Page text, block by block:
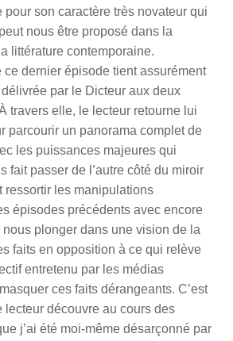
pour son caractère très novateur qui
nous être proposé dans la
littérature contemporaine.
ce dernier épisode tient assurément
par le Dicteur aux deux
travers elle, le lecteur retourne lui
parcourir un panorama complet de
les puissances majeures qui
fait passer de l’autre côté du miroir
ressortir les manipulations
épisodes précédents avec encore
nous plonger dans une vision de la
faits en opposition à ce qui relève
entretenu par les médias
ces faits dérangeants. C’est
lecteur découvre au cours des
j’ai été moi-même désarçonné par